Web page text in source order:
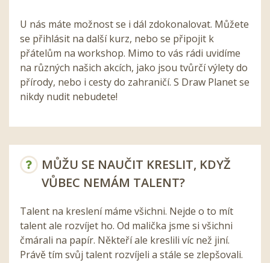
U nás máte možnost se i dál zdokonalovat. Můžete
se přihlásit na další kurz, nebo se připojit k
přátelům na workshop. Mimo to vás rádi uvidíme
na různých našich akcích, jako jsou tvůrčí výlety do
přírody, nebo i cesty do zahraničí. S Draw Planet se
nikdy nudit nebudete!
MŮŽU SE NAUČIT KRESLIT, KDYŽ
VŮBEC NEMÁM TALENT?
Talent na kreslení máme všichni. Nejde o to mít
talent ale rozvíjet ho. Od malička jsme si všichni
čmárali na papír. Někteří ale kreslili víc než jiní.
Právě tím svůj talent rozvíjeli a stále se zlepšovali.